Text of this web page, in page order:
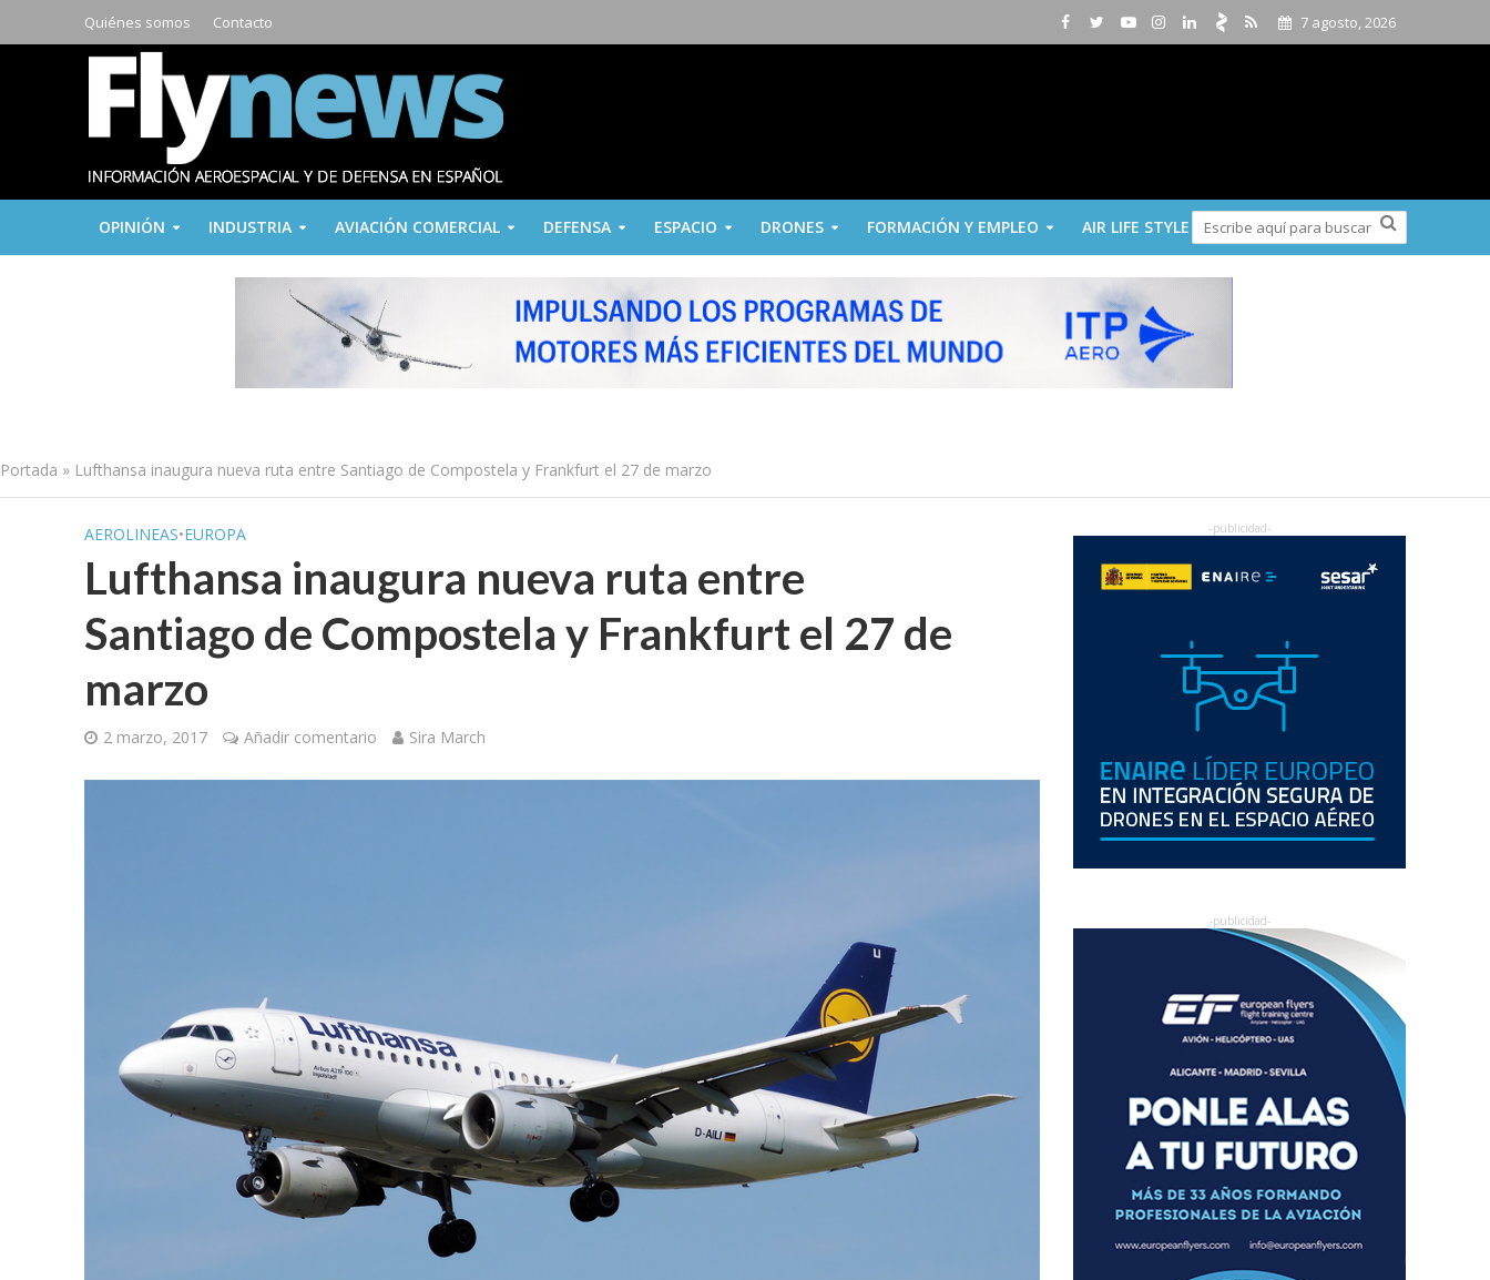
Quiénes somos Contacto 7 agosto, 2026
OPINIÓN INDUSTRIA AVIACIÓN COMERCIAL DEFENSA ESPACIO DRONES FORMACIÓN Y EMPLEO AIR LIFE STYLE
Portada » Lufthansa inaugura nueva ruta entre Santiago de Compostela y Frankfurt el 27 de marzo
AEROLINEAS•EUROPA
Lufthansa inaugura nueva ruta entre
Santiago de Compostela y Frankfurt el 27 de
marzo
2 marzo, 2017 Añadir comentario Sira March